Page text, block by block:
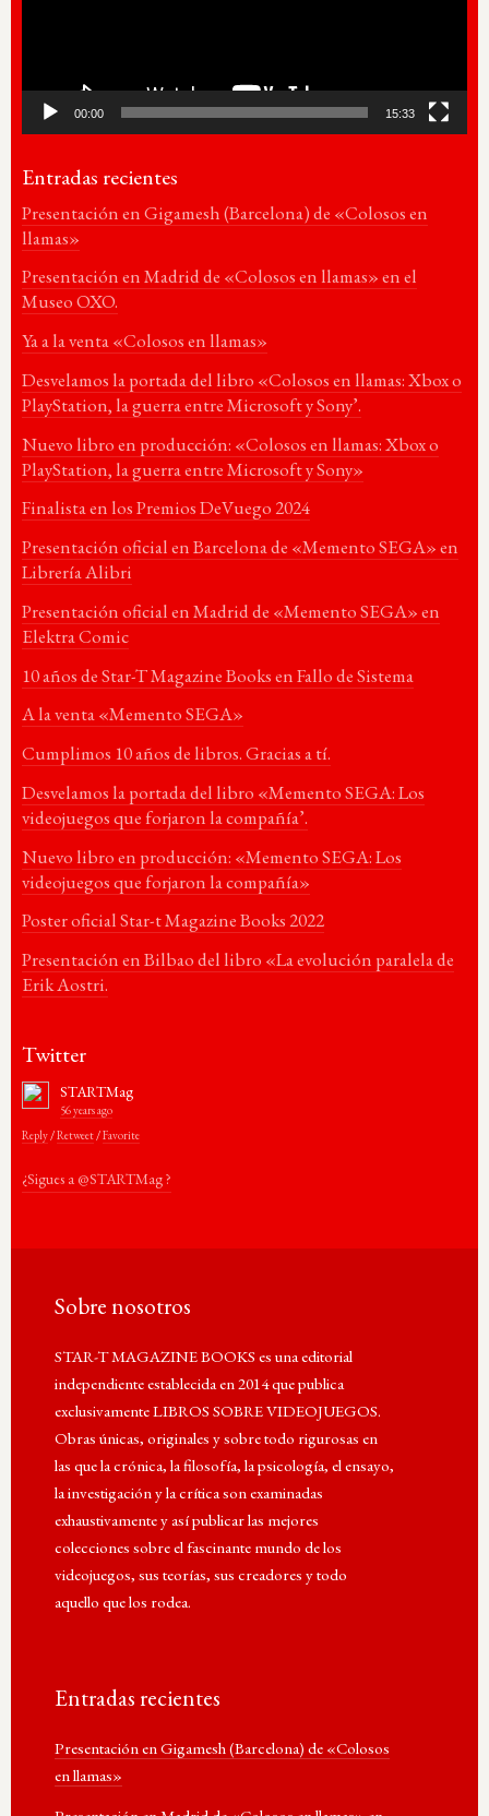
00:00 15:33
Entradas recientes
Presentación en Gigamesh (Barcelona) de «Colosos en
llamas»
Presentación en Madrid de «Colosos en llamas» en el
Museo OXO.
Ya a la venta «Colosos en llamas»
Desvelamos la portada del libro «Colosos en llamas: Xbox o
PlayStation, la guerra entre Microsoft y Sony’.
Nuevo libro en producción: «Colosos en llamas: Xbox o
PlayStation, la guerra entre Microsoft y Sony»
Finalista en los Premios DeVuego 2024
Presentación oficial en Barcelona de «Memento SEGA» en
Librería Alibri
Presentación oficial en Madrid de «Memento SEGA» en
Elektra Comic
10 años de Star-T Magazine Books en Fallo de Sistema
A la venta «Memento SEGA»
Cumplimos 10 años de libros. Gracias a tí.
Desvelamos la portada del libro «Memento SEGA: Los
videojuegos que forjaron la compañía’.
Nuevo libro en producción: «Memento SEGA: Los
videojuegos que forjaron la compañía»
Poster oficial Star-t Magazine Books 2022
Presentación en Bilbao del libro «La evolución paralela de
Erik Aostri.
Twitter
STARTMag
56 years ago
Reply /Retweet /Favorite
¿Sigues a @STARTMag ?
Sobre nosotros
STAR-T MAGAZINE BOOKS es una editorial
independiente establecida en 2014 que publica
exclusivamente LIBROS SOBRE VIDEOJUEGOS.
Obras únicas, originales y sobre todo rigurosas en
las que la crónica, la filosofía, la psicología, el ensayo,
la investigación y la crítica son examinadas
exhaustivamente y así publicar las mejores
colecciones sobre el fascinante mundo de los
videojuegos, sus teorías, sus creadores y todo
aquello que los rodea.
Entradas recientes
Presentación en Gigamesh (Barcelona) de «Colosos
en llamas»